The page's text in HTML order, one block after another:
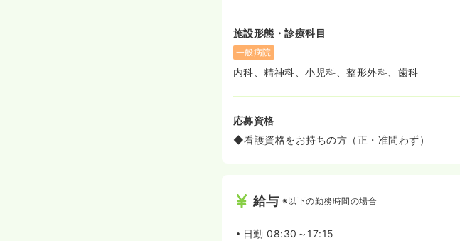
施設形態・診療科目
一般病院
内科、精神科、小児科、整形外科、歯科
応募資格
◆看護資格をお持ちの方（正・准問わず）
給与 ※以下の勤務時間の場合
日勤 08:30～17:15